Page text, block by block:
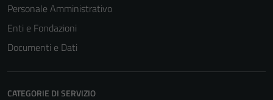
Personale Amministrativo
Enti e Fondazioni
Documenti e Dati
CATEGORIE DI SERVIZIO